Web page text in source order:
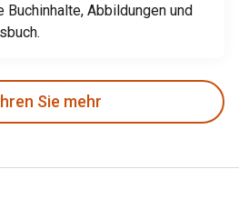
Buchinhalte, Abbildungen und
Sie mehr